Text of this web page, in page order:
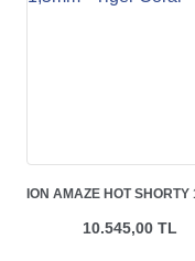
ION AMAZE HOT SHORTY
10.545,00 TL